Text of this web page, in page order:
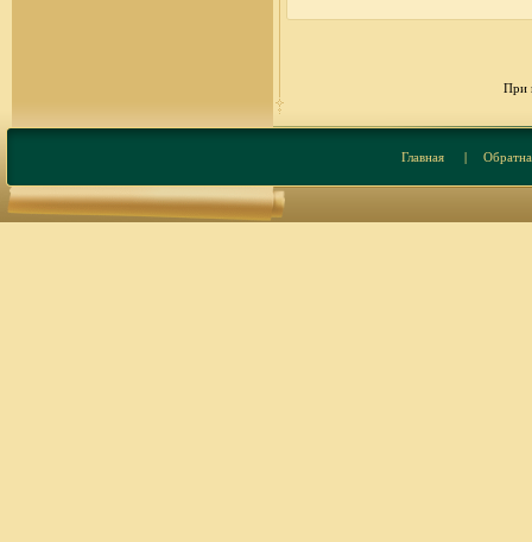
При
Главная |